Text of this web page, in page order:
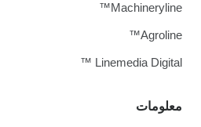
معلومات
Machineryline™
Agroline™
Linemedia Digital ™